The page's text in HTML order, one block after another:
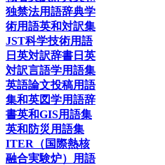
独禁法用語辞典学
術用語英和対訳集
JST科学技術用語
日英対訳辞書 日英
対訳言語学用語集
英語論文投稿用語
集和英図学用語辞
書英和GIS用語集
英和防災用語集
ITER（国際熱核
融合実験炉）用語